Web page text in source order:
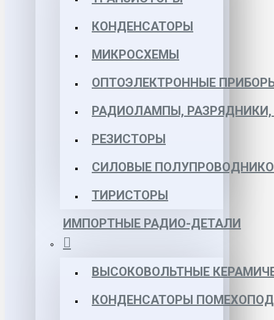
КОНДЕНСАТОРЫ
МИКРОСХЕМЫ
ОПТОЭЛЕКТРОННЫЕ
РАДИОЛАМПЫ,
РЕЗИСТОРЫ
СИЛОВЫЕ
ТИРИСТОРЫ
ИМПОРТНЫЕ РАДИО-ДЕТАЛИ
ВЫСОКОВОЛЬТНЫЕ
КОНДЕНСАТОРЫ